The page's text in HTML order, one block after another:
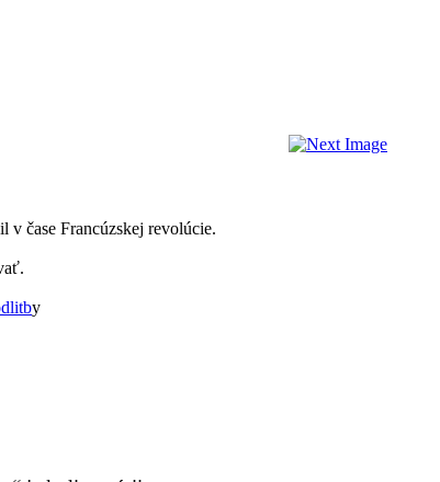
v čase Francúzskej revolúcie.
y